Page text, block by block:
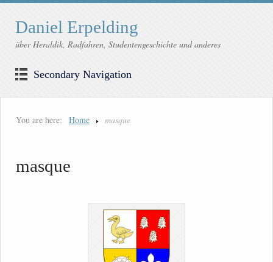
Daniel Erpelding
über Heraldik, Radfahren, Studentengeschichte und anderes
Secondary Navigation
You are here: Home masque
masque